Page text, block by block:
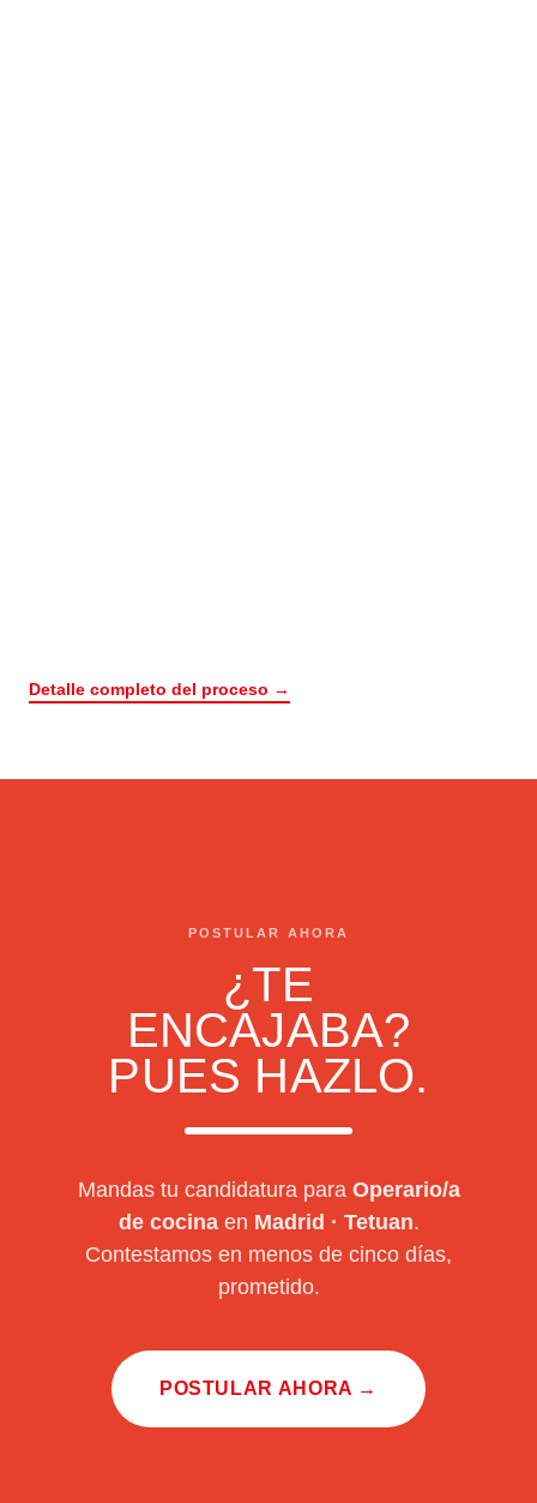
Detalle completo del proceso →
POSTULAR AHORA
¿TE
ENCAJABA?
PUES HAZLO.
Mandas tu candidatura para Operario/a
de cocinaen Madrid · Tetuan.
Contestamos en menos de cinco días,
prometido.
POSTULAR AHORA →